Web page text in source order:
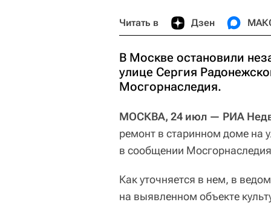
Читать в Дзен
В Москве остановили
улице Сергия
Мосгорнаследия.
МОСКВА, 24 июл — РИА
ремонт в старинном доме на
в сообщении
Как уточняется в нем, в
на выявленном объекте